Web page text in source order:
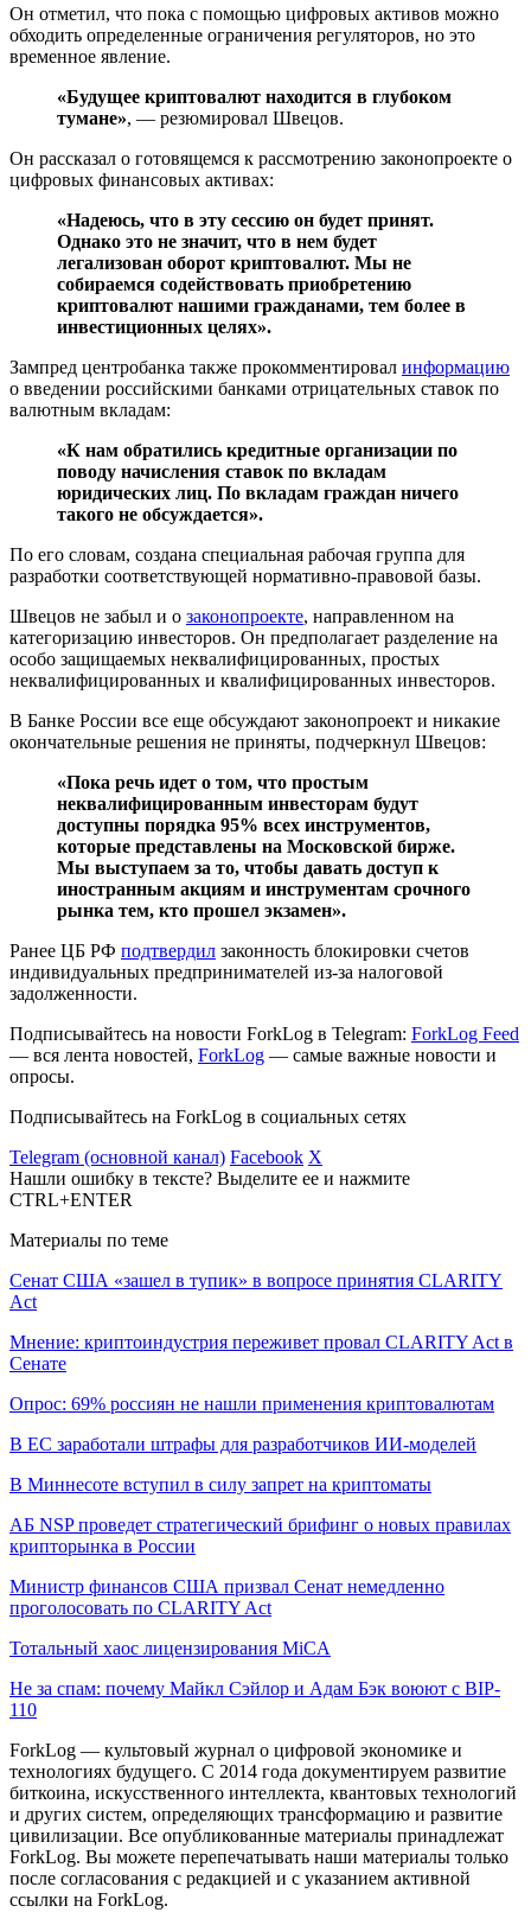
Он отметил, что пока с помощью цифровых активов можно
обходить определенные ограничения регуляторов, но это
временное явление.
«Будущее криптовалют находится в глубоком
тумане», — резюмировал Швецов.
Он рассказал о готовящемся к рассмотрению законопроекте о
цифровых финансовых активах:
«Надеюсь, что в эту сессию он будет принят.
Однако это не значит, что в нем будет
легализован оборот криптовалют. Мы не
собираемся содействовать приобретению
криптовалют нашими гражданами, тем более в
инвестиционных целях».
Зампред центробанка также прокомментировал информацию
о введении российскими банками отрицательных ставок по
валютным вкладам:
«К нам обратились кредитные организации по
поводу начисления ставок по вкладам
юридических лиц. По вкладам граждан ничего
такого не обсуждается».
По его словам, создана специальная рабочая группа для
разработки соответствующей нормативно-правовой базы.
Швецов не забыл и о законопроекте, направленном на
категоризацию инвесторов. Он предполагает разделение на
особо защищаемых неквалифицированных, простых
неквалифицированных и квалифицированных инвесторов.
В Банке России все еще обсуждают законопроект и никакие
окончательные решения не приняты, подчеркнул Швецов:
«Пока речь идет о том, что простым
неквалифицированным инвесторам будут
доступны порядка 95% всех инструментов,
которые представлены на Московской бирже.
Мы выступаем за то, чтобы давать доступ к
иностранным акциям и инструментам срочного
рынка тем, кто прошел экзамен».
Ранее ЦБ РФ подтвердил законность блокировки счетов
индивидуальных предпринимателей из-за налоговой
задолженности.
Подписывайтесь на новости ForkLog в Telegram: ForkLog Feed
— вся лента новостей, ForkLog — самые важные новости и
опросы.
Подписывайтесь на ForkLog в социальных сетях
Telegram (основной канал) Facebook X
Нашли ошибку в тексте? Выделите ее и нажмите
CTRL+ENTER
Материалы по теме
Сенат США «зашел в тупик» в вопросе принятия CLARITY
Act
Мнение: криптоиндустрия переживет провал CLARITY Act в
Сенате
Опрос: 69% россиян не нашли применения криптовалютам
В ЕС заработали штрафы для разработчиков ИИ-моделей
В Миннесоте вступил в силу запрет на криптоматы
АБ NSP проведет стратегический брифинг о новых правилах
крипторынка в России
Министр финансов США призвал Сенат немедленно
проголосовать по CLARITY Act
Тотальный хаос лицензирования MiCA
Не за спам: почему Майкл Сэйлор и Адам Бэк воюют с BIP-
110
ForkLog — культовый журнал о цифровой экономике и
технологиях будущего. С 2014 года документируем развитие
биткоина, искусственного интеллекта, квантовых технологий
и других систем, определяющих трансформацию и развитие
цивилизации. Все опубликованные материалы принадлежат
ForkLog. Вы можете перепечатывать наши материалы только
после согласования с редакцией и с указанием активной
ссылки на ForkLog.